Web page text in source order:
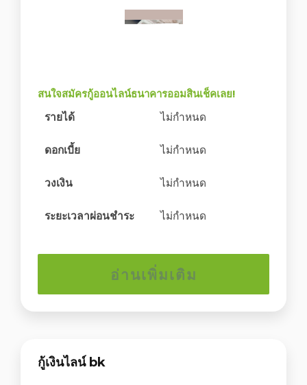
สนใจสมัครกู้ออนไลน์ธนาคารออมสินเช็คเลย!
รายได้ ไม่กำหนด
ดอกเบี้ย ไม่กำหนด
วงเงิน ไม่กำหนด
ระยะเวลาผ่อนชำระ ไม่กำหนด
อ่านเพิ่มเติม
กู้เงินไลน์ bk